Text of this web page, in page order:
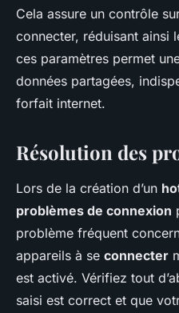
Cela assure un contrôle
connecter, réduisant ainsi
ces paramètres permet
données partagées,
forfait internet.
Résolution des
Lors de la création d’un
problèmes de connexion
problème fréquent
appareils à se connecter
est activé. Vérifiez tout
saisi est correct et que